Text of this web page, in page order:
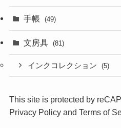
手帳 (49)
文房具 (81)
インクコレクション (5)
This site is protected by
Privacy Policyand Terms of